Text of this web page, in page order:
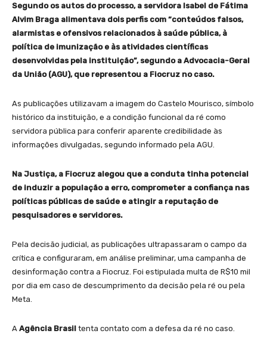
Segundo os autos do processo, a servidora Isabel de Fátima
Alvim Braga alimentava dois perfis com “conteúdos falsos,
alarmistas e ofensivos relacionados à saúde pública, à
política de imunização e às atividades científicas
desenvolvidas pela instituição”, segundo a Advocacia-Geral
da União (AGU), que representou a Fiocruz no caso.
As publicações utilizavam a imagem do Castelo Mourisco, símbolo
histórico da instituição, e a condição funcional da ré como
servidora pública para conferir aparente credibilidade às
informações divulgadas, segundo informado pela AGU.
Na Justiça, a Fiocruz alegou que a conduta tinha potencial
de induzir a população a erro, comprometer a confiança nas
políticas públicas de saúde e atingir a reputação de
pesquisadores e servidores.
Pela decisão judicial, as publicações ultrapassaram o campo da
crítica e configuraram, em análise preliminar, uma campanha de
desinformação contra a Fiocruz. Foi estipulada multa de R$10 mil
por dia em caso de descumprimento da decisão pela ré ou pela
Meta.
A Agência Brasil tenta contato com a defesa da ré no caso.